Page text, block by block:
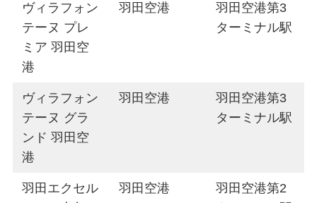
ヴィラフォン
テーヌ プレ
ミア 羽田空
港
羽田空港
羽田空港第3
ターミナル駅
ヴィラフォン
テーヌ グラ
ンド 羽田空
港
羽田空港
羽田空港第3
ターミナル駅
羽田エクセル
羽田空港
羽田空港第2